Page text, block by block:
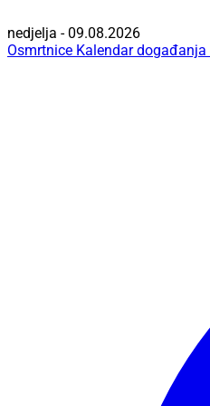
nedjelja - 09.08.2026
Osmrtnice Kalendar događanja